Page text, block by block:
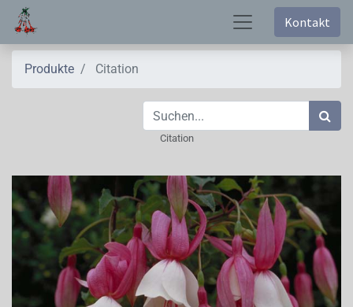
Kontakt
Produkte Citation
Citation